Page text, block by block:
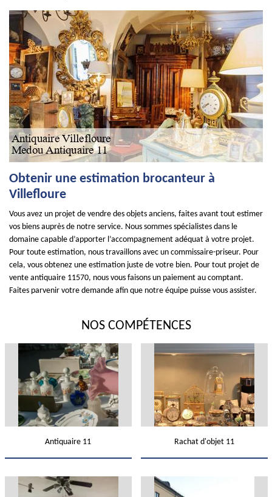
Obtenir une estimation brocanteur à
Villefloure
Vous avez un projet de vendre des objets anciens, faites avant tout estimer
vos biens auprès de notre service. Nous sommes spécialistes dans le
domaine capable d’apporter l’accompagnement adéquat à votre projet.
Pour toute estimation, nous travaillons avec un commissaire-priseur. Pour
cela, vous obtenez une estimation juste de votre bien. Pour tout projet de
vente antiquaire 11570, nous vous faisons un paiement au comptant.
Faites parvenir votre demande afin que notre équipe puisse vous assister.
NOS COMPÉTENCES
Antiquaire 11 Rachat d'objet 11